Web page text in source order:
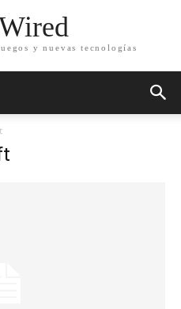
y nuevas tecnologías